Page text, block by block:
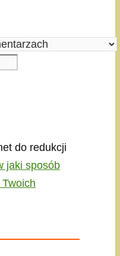
do redukcji
jaki sposób